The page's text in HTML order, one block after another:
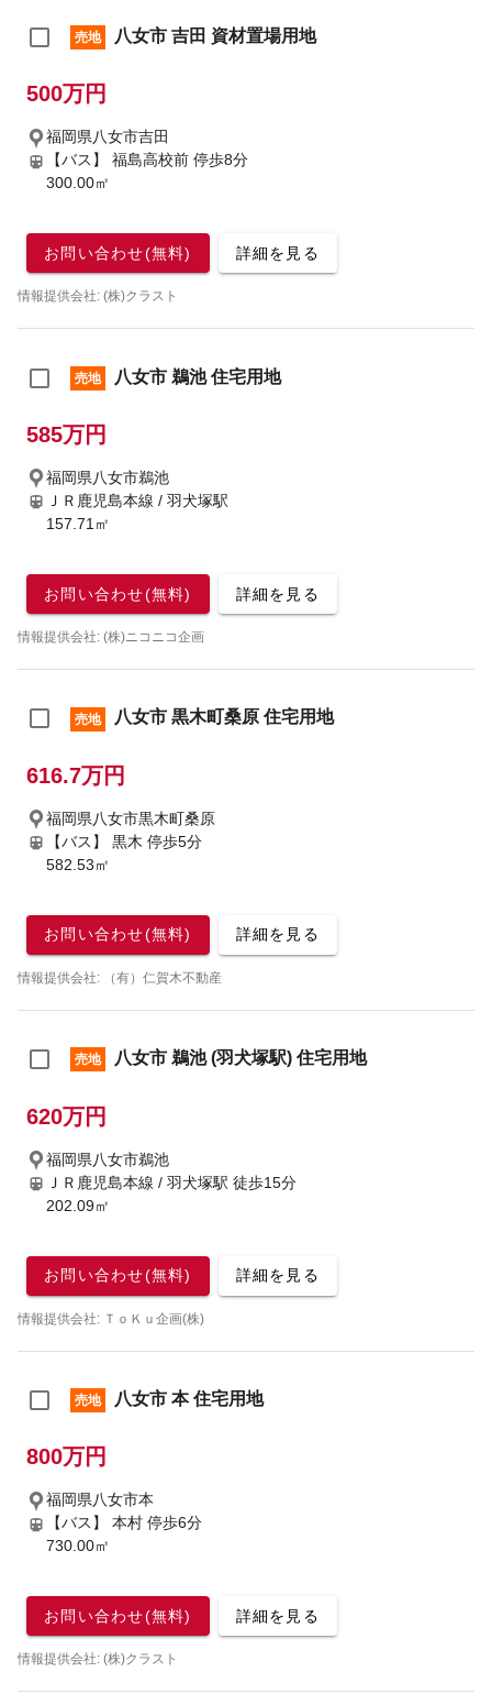
売地 八女市 吉田 資材置場用地
500万円
福岡県八女市吉田
【バス】 福島高校前 停歩8分
300.00㎡
お問い合わせ(無料) 詳細を見る
情報提供会社: (株)クラスト
売地 八女市 鵜池 住宅用地
585万円
福岡県八女市鵜池
ＪＲ鹿児島本線 / 羽犬塚駅
157.71㎡
お問い合わせ(無料) 詳細を見る
情報提供会社: (株)ニコニコ企画
売地 八女市 黒木町桑原 住宅用地
616.7万円
福岡県八女市黒木町桑原
【バス】 黒木 停歩5分
582.53㎡
お問い合わせ(無料) 詳細を見る
情報提供会社: （有）仁賀木不動産
売地 八女市 鵜池 (羽犬塚駅) 住宅用地
620万円
福岡県八女市鵜池
ＪＲ鹿児島本線 / 羽犬塚駅 徒歩15分
202.09㎡
お問い合わせ(無料) 詳細を見る
情報提供会社: ＴｏＫｕ企画(株)
売地 八女市 本 住宅用地
800万円
福岡県八女市本
【バス】 本村 停歩6分
730.00㎡
お問い合わせ(無料) 詳細を見る
情報提供会社: (株)クラスト